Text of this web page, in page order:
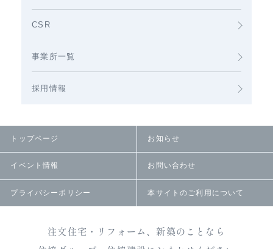
CSR
事業所一覧
採用情報
トップページ お知らせ
イベント情報 お問い合わせ
プライバシーポリシー 本サイトのご利用について
注文住宅・リフォーム、新築のことなら